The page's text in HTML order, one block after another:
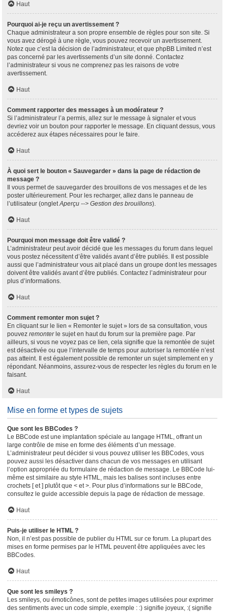
Haut
Pourquoi ai-je reçu un avertissement ?
Chaque administrateur a son propre ensemble de règles pour son site. Si
vous avez dérogé à une règle, vous pouvez recevoir un avertissement.
Notez que c’est la décision de l’administrateur, et que phpBB Limited n’est
pas concerné par les avertissements d’un site donné. Contactez
l’administrateur si vous ne comprenez pas les raisons de votre
avertissement.
Haut
Comment rapporter des messages à un modérateur ?
Si l’administrateur l’a permis, allez sur le message à signaler et vous
devriez voir un bouton pour rapporter le message. En cliquant dessus, vous
accéderez aux étapes nécessaires pour le faire.
Haut
À quoi sert le bouton « Sauvegarder » dans la page de rédaction de
message ?
Il vous permet de sauvegarder des brouillons de vos messages et de les
poster ultérieurement. Pour les recharger, allez dans le panneau de
l’utilisateur (ongletAperçu --> Gestion des brouillons).
Haut
Pourquoi mon message doit être validé ?
L’administrateur peut avoir décidé que les messages du forum dans lequel
vous postez nécessitent d’être validés avant d’être publiés. Il est possible
aussi que l’administrateur vous ait placé dans un groupe dont les messages
doivent être validés avant d’être publiés. Contactez l’administrateur pour
plus d’informations.
Haut
Comment remonter mon sujet ?
En cliquant sur le lien « Remonter le sujet » lors de sa consultation, vous
pouvez remonterle sujet en haut du forum sur la première page. Par
ailleurs, si vous ne voyez pas ce lien, cela signifie que la remontée de sujet
est désactivée ou que l’intervalle de temps pour autoriser la remontée n’est
pas atteint. Il est également possible de remonter un sujet simplement en y
répondant. Néanmoins, assurez-vous de respecter les règles du forum en le
faisant.
Haut
Mise en forme et types de sujets
Que sont les BBCodes ?
Le BBCode est une implantation spéciale au langage HTML, offrant un
large contrôle de mise en forme des éléments d’un message.
L’administrateur peut décider si vous pouvez utiliser les BBCodes, vous
pouvez aussi les désactiver dans chacun de vos messages en utilisant
l’option appropriée du formulaire de rédaction de message. Le BBCode lui-
même est similaire au style HTML, mais les balises sont incluses entre
crochets [ et ] plutôt que < et >. Pour plus d’informations sur le BBCode,
consultez le guide accessible depuis la page de rédaction de message.
Haut
Puis-je utiliser le HTML ?
Non, il n’est pas possible de publier du HTML sur ce forum. La plupart des
mises en forme permises par le HTML peuvent être appliquées avec les
BBCodes.
Haut
Que sont les smileys ?
Les smileys, ou émoticônes, sont de petites images utilisées pour exprimer
des sentiments avec un code simple, exemple : :) signifie joyeux, :( signifie